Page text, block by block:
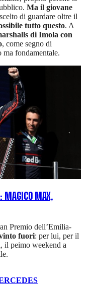
Ma il giovane
di guardare oltre il
tutto questo. A
di Imola con
, come segno di
fondamentale.
MAGICO MAX,
Premio dell’Emilia-
fuori: per lui, per il
il peimo weekend a